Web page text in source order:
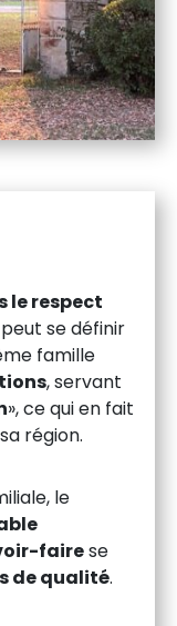
le respect
se définir
famille
, servant
», ce qui en fait
région.
le
fairese
de qualité.